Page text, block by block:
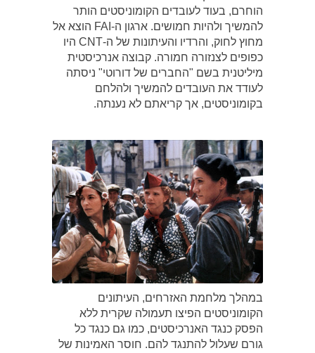
הוחרם, בעוד לעובדים הקומוניסטים הותר
להמשיך ולהיות חמושים. ארגון ה-FAI הוצא אל
מחוץ לחוק, והרדיו והעיתונות של ה-CNT היו
כפופים לצנזורה חמורה. קבוצה אנרכיסטית
מיליטנית בשם "החברים של דורוטי" ניסתה
לעודד את העובדים להמשיך ולהלחם
בקומוניסטים, אך קריאתם לא נענתה.
במהלך מלחמת האזרחים, העיתונים
הקומוניסטים הפיצו תעמולה שקרית ללא
הפסק כנגד האנרכיסטים, כמו גם כנגד כל
גורם שעלול להתנגד להם. חוסר האמינות של